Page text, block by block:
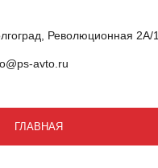
Революционная 2А/1
avto.ru
ГЛАВНАЯ